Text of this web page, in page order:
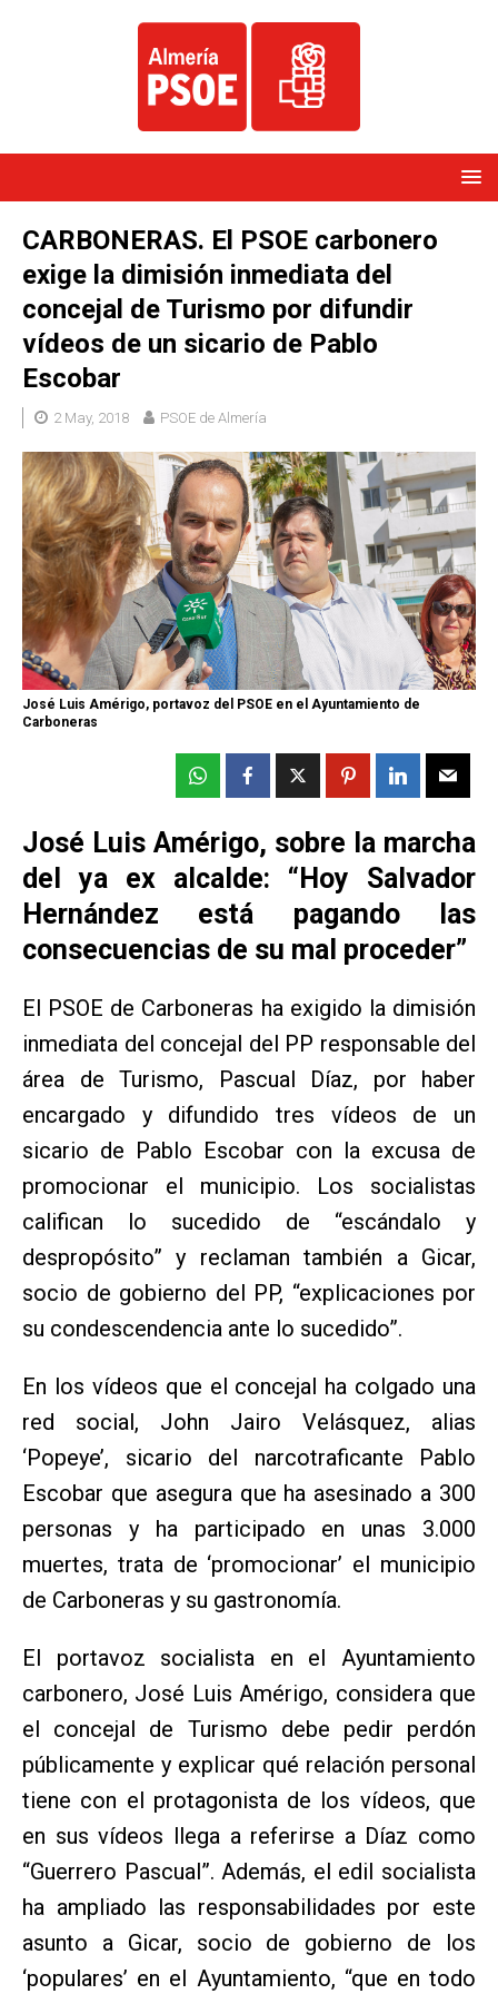
CARBONERAS. El PSOE carbonero
exige la dimisión inmediata del
concejal de Turismo por difundir
vídeos de un sicario de Pablo
Escobar
2 May, 2018 PSOE de Almería
José Luis Amérigo, portavoz del PSOE en el Ayuntamiento de
Carboneras
José Luis Amérigo, sobre la marcha
del ya ex alcalde: “Hoy Salvador
Hernández está pagando las
consecuencias de su mal proceder”
El PSOE de Carboneras ha exigido la dimisión
inmediata del concejal del PP responsable del
área de Turismo, Pascual Díaz, por haber
encargado y difundido tres vídeos de un
sicario de Pablo Escobar con la excusa de
promocionar el municipio. Los socialistas
califican lo sucedido de “escándalo y
despropósito” y reclaman también a Gicar,
socio de gobierno del PP, “explicaciones por
su condescendencia ante lo sucedido”.
En los vídeos que el concejal ha colgado una
red social, John Jairo Velásquez, alias
‘Popeye’, sicario del narcotraficante Pablo
Escobar que asegura que ha asesinado a 300
personas y ha participado en unas 3.000
muertes, trata de ‘promocionar’ el municipio
de Carboneras y su gastronomía.
El portavoz socialista en el Ayuntamiento
carbonero, José Luis Amérigo, considera que
el concejal de Turismo debe pedir perdón
públicamente y explicar qué relación personal
tiene con el protagonista de los vídeos, que
en sus vídeos llega a referirse a Díaz como
“Guerrero Pascual”. Además, el edil socialista
ha ampliado las responsabilidades por este
asunto a Gicar, socio de gobierno de los
‘populares’ en el Ayuntamiento, “que en todo